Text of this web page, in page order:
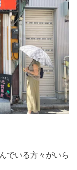
でいる方々がいら